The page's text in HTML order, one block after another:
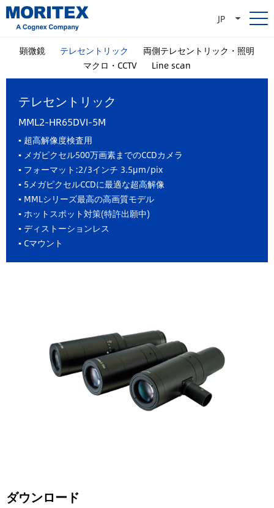
JP
顕微鏡 テレセントリック
両側テレセントリック・照明
マクロ・CCTV
Line scan
テレセントリック
MML2-HR65DVI-5M
▪ 超高解像度検査用
▪ メガピクセル500万画素までのCCDカメラ
▪ フォーマット:2/3インチ 3.5μm/pix
▪ 5メガピクセルCCDに最適な超高解像
▪ MMLシリーズ最高の高画質モデル
▪ ホットスポット対策(特許出願中)
▪ ディストーションレス
▪ Cマウント
ダウンロード